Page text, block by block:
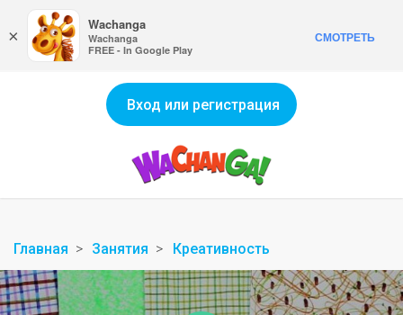
Вход или регистрация
Главная Занятия Креативность
×
Wachanga
Wachanga
FREE - In Google Play
СМОТРЕТЬ